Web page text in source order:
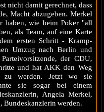
nicht damit gerechnet, dass
Macht abzugeben. Merkel
haben, wie beim Poker "all
als Team, auf eine Karte
ersten Schritt - Kramp-
Umzug nach Berlin und
der CDU,
und hat AKK den Weg
zu werden. Jetzt wo sie
sie sogar bei einem
Angela Merkel,
Bundeskanzlerin werden.